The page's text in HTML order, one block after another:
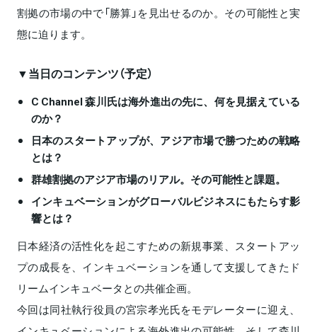
割拠の市場の中で「勝算」を見出せるのか。その可能性と実
態に迫ります。
▼当日のコンテンツ（予定）
C Channel 森川氏は海外進出の先に、何を見据えている
のか？
日本のスタートアップが、アジア市場で勝つための戦略
とは？
群雄割拠のアジア市場のリアル。その可能性と課題。
インキュベーションがグローバルビジネスにもたらす影
響とは？
日本経済の活性化を起こすための新規事業、スタートアッ
プの成長を、インキュベーションを通して支援してきたド
リームインキュベータとの共催企画。
今回は同社執行役員の宮宗孝光氏をモデレーターに迎え、